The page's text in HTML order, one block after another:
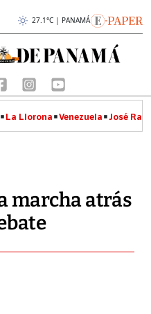
27.1°C | PANAMÁ
La Llorona Venezuela José
marcha atrás